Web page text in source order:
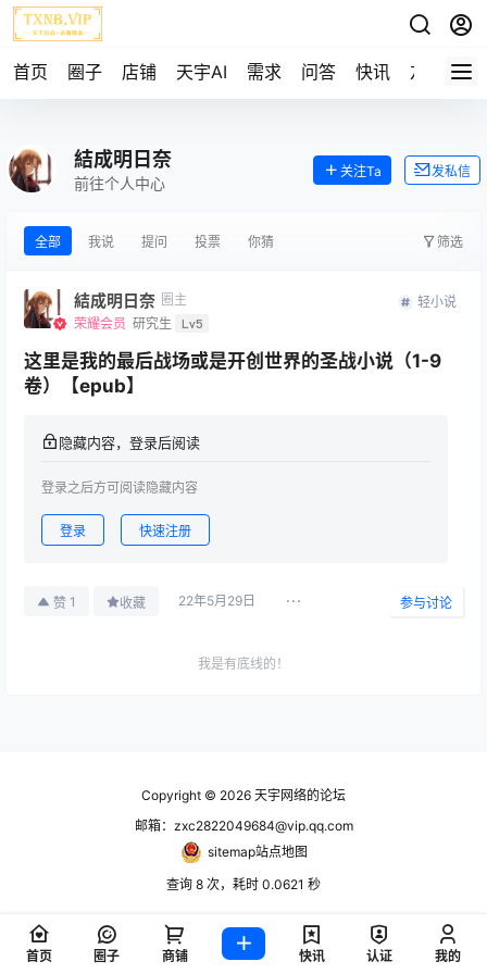
首页 圈子 店铺 天宇AI 需求 问答 快讯 友链
結成明日奈
前往个人中心
关注Ta 发私信
全部 我说 提问 投票 你猜 筛选
結成明日奈 圈主
荣耀会员 研究生 Lv5
轻小说
这里是我的最后战场或是开创世界的圣战小说（1-9
卷）【epub】
隐藏内容，登录后阅读
登录之后方可阅读隐藏内容
登录 快速注册
赞 1 收藏 22年5月29日 参与讨论
我是有底线的！
说说你在steam入库的第一款游戏是什么？
蕾姆yyds
Copyright © 2026 天宇网络的论坛
邮箱：zxc2822049684@vip.qq.com
sitemap站点地图
查询 8 次，耗时 0.0621 秒
首页 圈子 商铺 快讯 认证 我的